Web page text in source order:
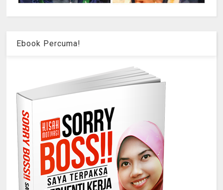
Ebook Percuma!